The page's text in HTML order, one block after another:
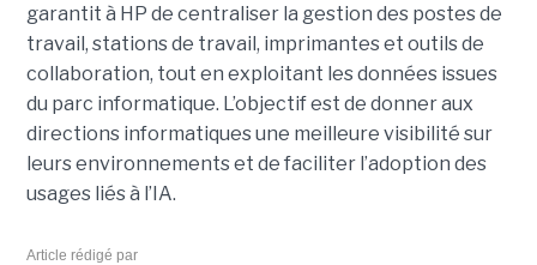
garantit à HP de centraliser la gestion des postes de
travail, stations de travail, imprimantes et outils de
collaboration, tout en exploitant les données issues
du parc informatique. L’objectif est de donner aux
directions informatiques une meilleure visibilité sur
leurs environnements et de faciliter l’adoption des
usages liés à l’IA.
Article rédigé par